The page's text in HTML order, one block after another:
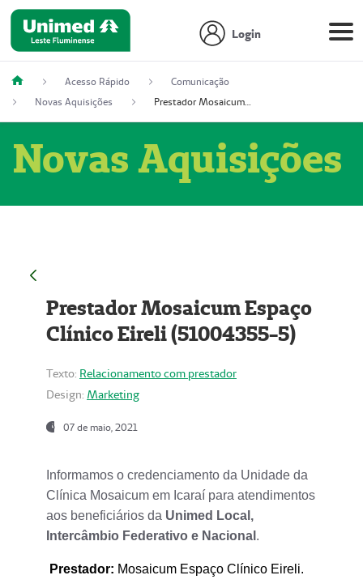
Login
Acesso Rápido
Comunicação
Novas Aquisições
Prestador Mosaicum Espaço Clínico Eireli (51004355-5)
Novas Aquisições
Prestador Mosaicum Espaço
Clínico Eireli (51004355-5)
Texto: Relacionamento com prestador
Design: Marketing
07 de maio, 2021
Informamos o credenciamento da Unidade da
Clínica Mosaicum em Icaraí para atendimentos
aos beneficiários da Unimed Local,
Intercâmbio Federativo e Nacional .
Prestador: Mosaicum Espaço Clínico Eireli.